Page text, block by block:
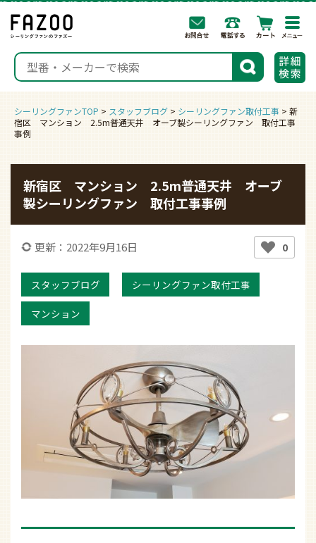
検索
シーリングファンTOP > スタッフブログ > シーリングファン取付工事 > 新
宿区 マンション 2.5m普通天井 オーブ製シーリングファン 取付工事
事例
新宿区 マンション 2.5m普通天井 オーブ
製シーリングファン 取付工事事例
更新：2022年9月16日 0
スタッフブログ シーリングファン取付工事
マンション